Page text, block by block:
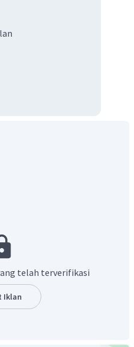
Dimana volume air akan
2°C menjadi 3,5°C. Karena
telah terverifikasi
Iklan